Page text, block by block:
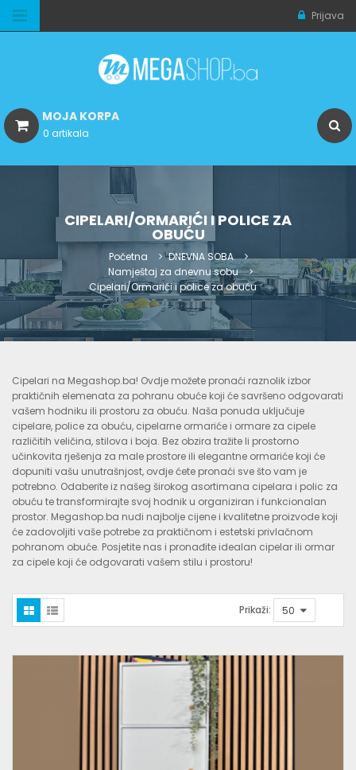
Prijava
MOJA KORPA
0 artikala
CIPELARI/ORMARIĆI I POLICE ZA
OBUĆU
Početna
DNEVNA SOBA
Namještaj za dnevnu sobu
Cipelari/Ormarići i police za obuću
Cipelari na Megashop.ba! Ovdje možete pronaći raznolik izbor
praktičnih elemenata za pohranu obuće koji će savršeno odgovarati
vašem hodniku ili prostoru za obuću. Naša ponuda uključuje
cipelare, police za obuću, cipelarne ormariće i ormare za cipele
različitih veličina, stilova i boja. Bez obzira tražite li prostorno
učinkovita rješenja za male prostore ili elegantne ormariće koji će
dopuniti vašu unutrašnjost, ovdje ćete pronaći sve što vam je
potrebno. Odaberite iz našeg širokog asortimana cipelara i polic za
obuću te transformirajte svoj hodnik u organiziran i funkcionalan
prostor. Megashop.ba nudi najbolje cijene i kvalitetne proizvode koji
će zadovoljiti vaše potrebe za praktičnom i estetski privlačnom
pohranom obuće. Posjetite nas i pronađite idealan cipelar ili ormar
za cipele koji će odgovarati vašem stilu i prostoru!
Prikaži: